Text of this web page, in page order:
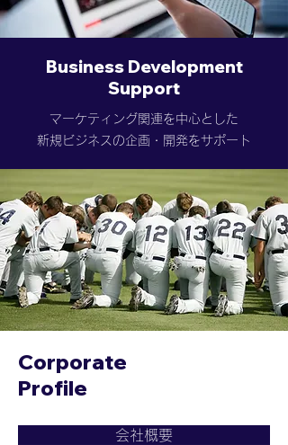
Business Development
Support
マーケティング関連を中心とした
新規ビジネスの​企画・開発をサポート
Corporate
Profile
会社概要